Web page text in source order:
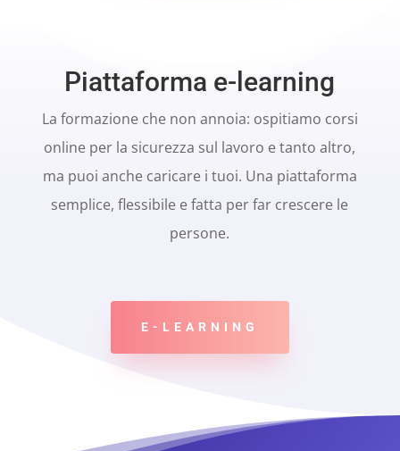
Piattaforma e-learning
La formazione che non annoia: ospitiamo corsi
online per la sicurezza sul lavoro e tanto altro,
ma puoi anche caricare i tuoi. Una piattaforma
semplice, flessibile e fatta per far crescere le
persone.
E-LEARNING